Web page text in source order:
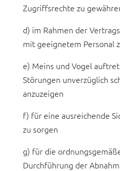
Zugriffsrechte zu
d) im Rahmen der
mit geeignetem Personal
e) Meins und Vogel
Störungen unverzüglich
anzuzeigen
f) für eine ausreichende
zu sorgen
g) für die
Durchführung der